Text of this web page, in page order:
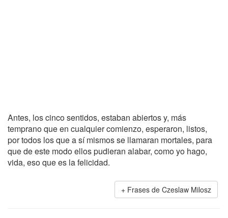
Antes, los cinco sentidos, estaban abiertos y, más
temprano que en cualquier comienzo, esperaron, listos,
por todos los que a sí mismos se llamaran mortales, para
que de este modo ellos pudieran alabar, como yo hago,
vida, eso que es la felicidad.
Frases de Czeslaw Milosz